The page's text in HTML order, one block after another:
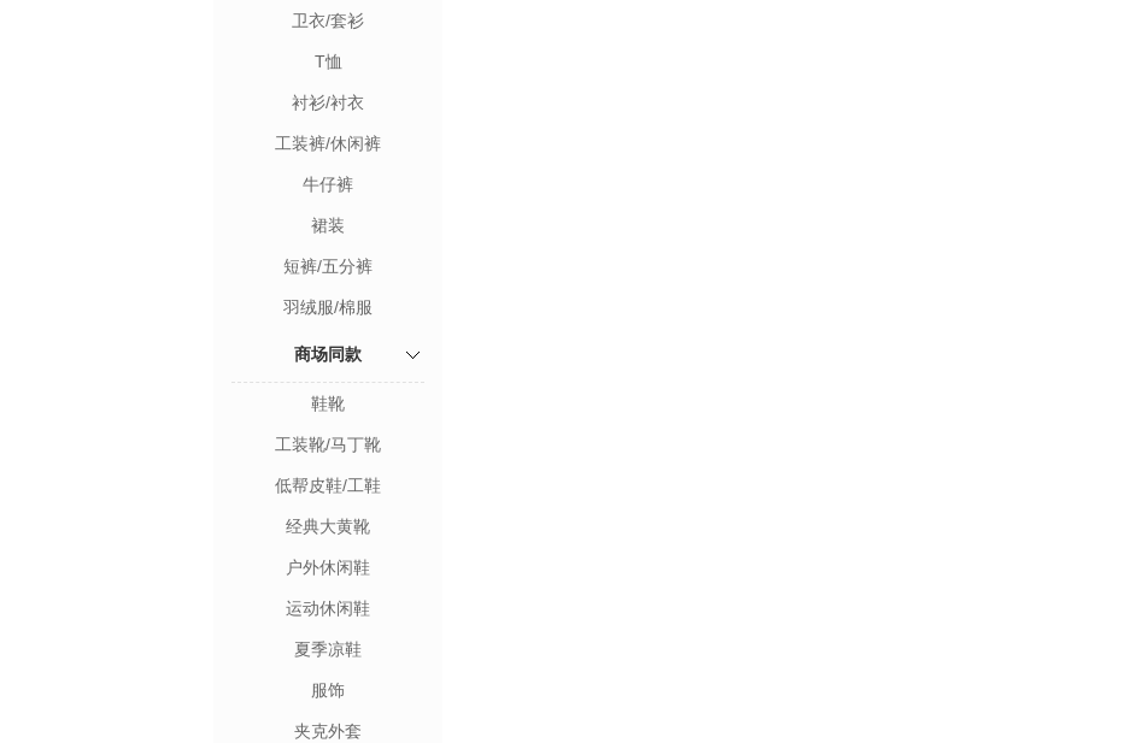
卫衣/套衫
T恤
衬衫/衬衣
工装裤/休闲裤
牛仔裤
裙装
短裤/五分裤
羽绒服/棉服
商场同款
鞋靴
工装靴/马丁靴
低帮皮鞋/工鞋
经典大黄靴
户外休闲鞋
运动休闲鞋
夏季凉鞋
服饰
夹克外套